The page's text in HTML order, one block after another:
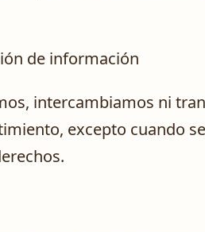
de información
intercambiamos ni
excepto cuando